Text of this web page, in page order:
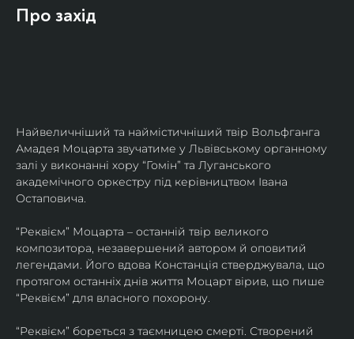
Про захід
Найвеличніший та наймістичніший твір Вольфганга
Амадея Моцарта звучатиме у Львівському органному
залі у виконанні хору “Гомін” та Луганського
академічного оркестру під керівництвом Івана
Остаповича.
“Реквієм” Моцарта – останній твір великого
композитора, незавершений автором й оповитий
легендами. Його вдова Констанція стверджувала, що
протягом останніх днів життя Моцарт вірив, що пише
“Реквієм” для власного похорону.
“Реквієм” бореться з таємницею смерті. Створений